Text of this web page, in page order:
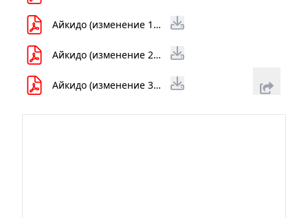
Айкидо (изменение 1).pdf
Айкидо (изменение 2).pdf
Айкидо (изменение 3).pdf